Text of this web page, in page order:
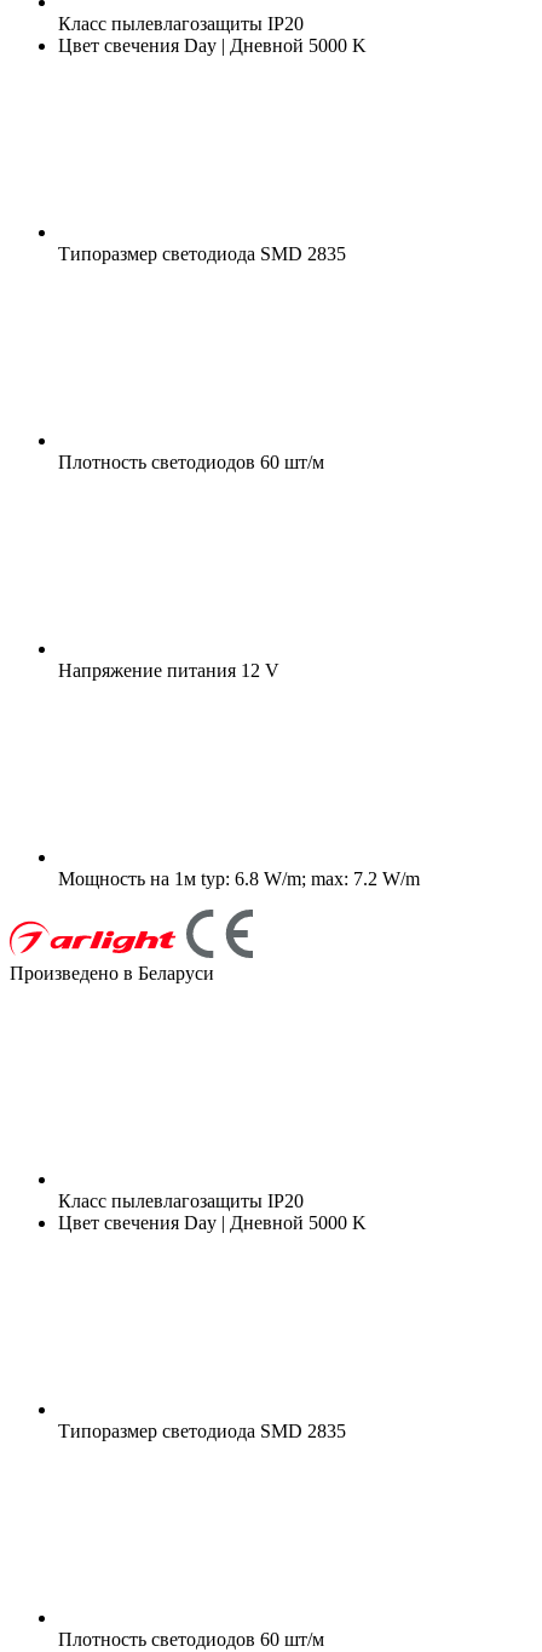
Класс пылевлагозащиты IP20
Цвет свечения Day | Дневной 5000 K
Типоразмер светодиода SMD 2835
Плотность светодиодов 60 шт/м
Напряжение питания 12 V
Мощность на 1м typ: 6.8 W/m; max: 7.2 W/m
Произведено в Беларуси
Класс пылевлагозащиты IP20
Цвет свечения Day | Дневной 5000 K
Типоразмер светодиода SMD 2835
Плотность светодиодов 60 шт/м